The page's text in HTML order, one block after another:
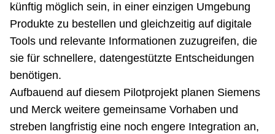
künftig möglich sein, in einer einzigen Umgebung
Produkte zu bestellen und gleichzeitig auf digitale
Tools und relevante Informationen zuzugreifen, die
sie für schnellere, datengestützte Entscheidungen
benötigen.
Aufbauend auf diesem Pilotprojekt planen Siemens
und Merck weitere gemeinsame Vorhaben und
streben langfristig eine noch engere Integration an,